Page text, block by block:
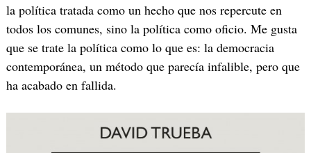
la política tratada como un hecho que nos repercute en
todos los comunes, sino la política como oficio. Me gusta
que se trate la política como lo que es: la democracia
contemporánea, un método que parecía infalible, pero que
ha acabado en fallida.